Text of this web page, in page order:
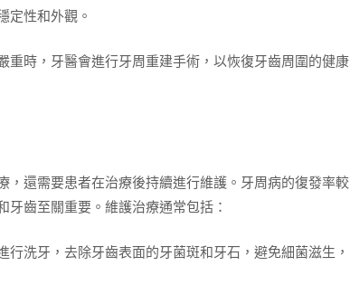
定性和外觀。
重時，牙醫會進行牙周重建手術，以恢復牙齒周圍的健康
，還需要患者在治療後持續進行維護。牙周病的復發率較
齒至關重要。維護治療通常包括：
行洗牙，去除牙齒表面的牙菌斑和牙石，避免細菌滋生，